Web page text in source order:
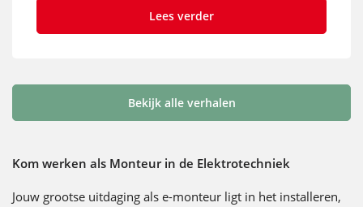
Lees verder
Bekijk alle verhalen
Kom werken als Monteur in de Elektrotechniek
Jouw grootse uitdaging als e-monteur ligt in het installeren,